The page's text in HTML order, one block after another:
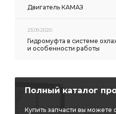
Двигатель КАМАЗ
23.09.2020
Гидромуфта в системе
и особенности работы
Полный каталог
Купить запчасти вы можете